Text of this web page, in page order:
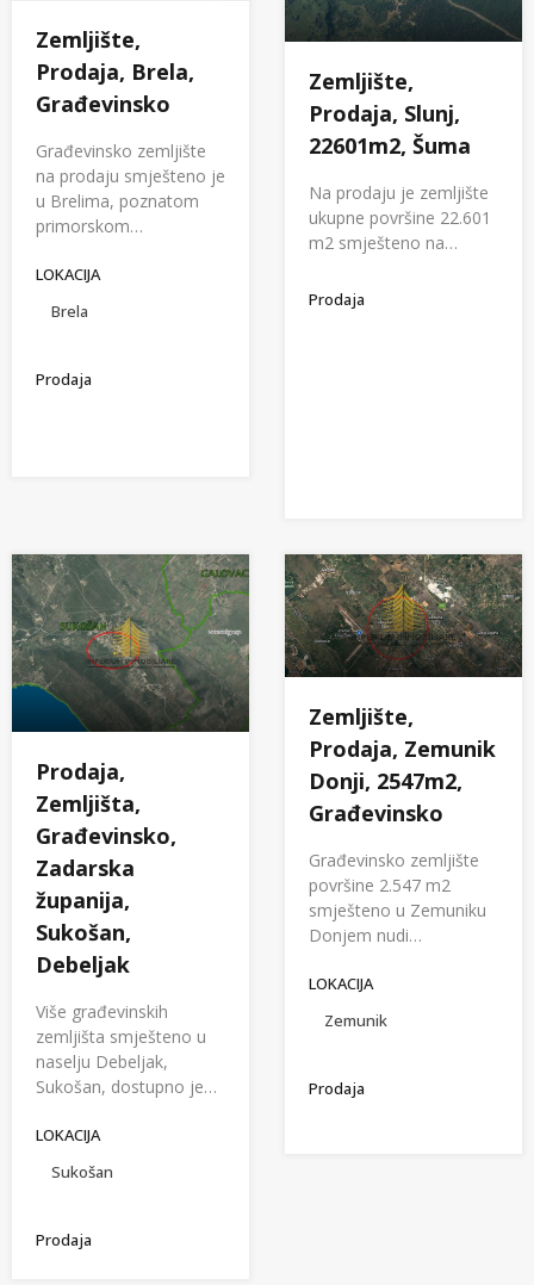
Zemljište,
Prodaja, Brela,
Građevinsko
Građevinsko zemljište
na prodaju smješteno je
u Brelima, poznatom
primorskom…
LOKACIJA
Brela
Prodaja
Zemljište,
Prodaja, Slunj,
22601m2, Šuma
Na prodaju je zemljište
ukupne površine 22.601
m2 smješteno na…
Prodaja
Prodaja,
Zemljišta,
Građevinsko,
Zadarska
županija,
Sukošan,
Debeljak
Više građevinskih
zemljišta smješteno u
naselju Debeljak,
Sukošan, dostupno je…
LOKACIJA
Sukošan
Prodaja
Zemljište,
Prodaja, Zemunik
Donji, 2547m2,
Građevinsko
Građevinsko zemljište
površine 2.547 m2
smješteno u Zemuniku
Donjem nudi…
LOKACIJA
Zemunik
Prodaja